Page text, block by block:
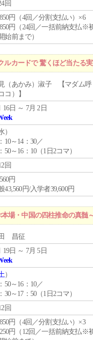
回
円（4回／分割支払い）×6
円（24回／一括前納支払※
始前まで）
ルカードで 驚くほど当たる
（あかみ）淑子 【マダム呼
コ）】
16日 ～ 7月 2日
）
10～14：30／
50～16：10（1日2コマ）
回
円
43,560円/入学者39,600円
場・中国の四柱推命の真髄
昌征
19日 ～ 7月 5日
）
50～16：10／
30～17：50（1日2コマ）
回
円（4回／分割支払い）×3
円（12回／一括前納支払※